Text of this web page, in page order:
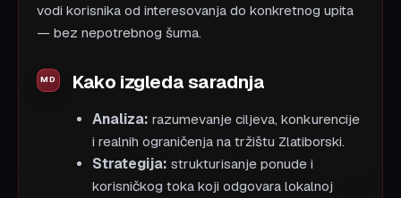
vodi korisnika od interesovanja do konkretnog upita
— bez nepotrebnog šuma.
Kako izgleda saradnja
Analiza: razumevanje ciljeva, konkurencije
i realnih ograničenja na tržištu Zlatiborski.
Strategija: strukturisanje ponude i
korisničkog toka koji odgovara lokalnoj